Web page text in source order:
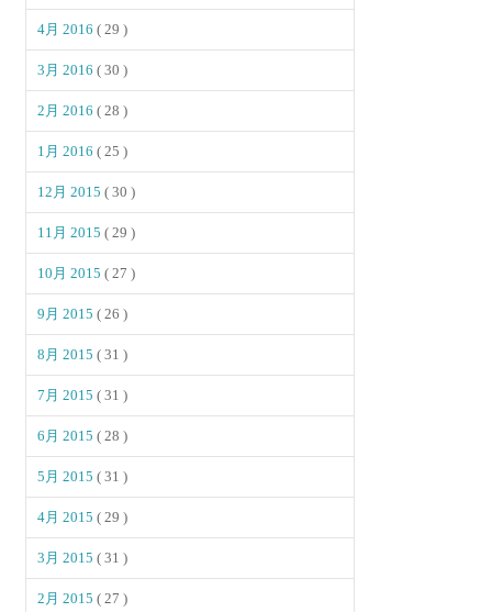
4月 2016( 29 )
3月 2016( 30 )
2月 2016( 28 )
1月 2016( 25 )
12月 2015( 30 )
11月 2015( 29 )
10月 2015( 27 )
9月 2015( 26 )
8月 2015( 31 )
7月 2015( 31 )
6月 2015( 28 )
5月 2015( 31 )
4月 2015( 29 )
3月 2015( 31 )
2月 2015( 27 )